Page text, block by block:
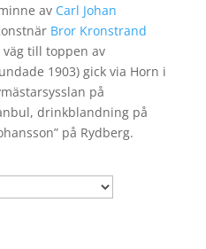
av Carl Johan
Bror Kronstrand
väg till toppen av
1903) gick via Horn i
på
drinkblandning på
på Rydberg.